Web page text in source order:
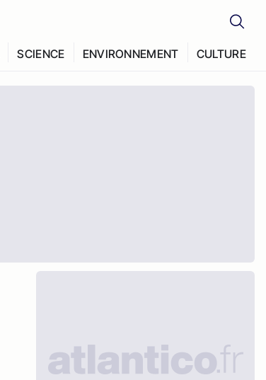
SCIENCE ENVIRONNEMENT CULTURE